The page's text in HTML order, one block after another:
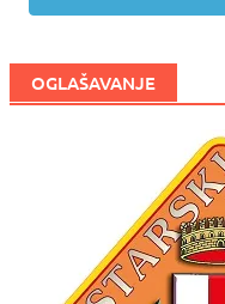
OGLAŠAVANJE